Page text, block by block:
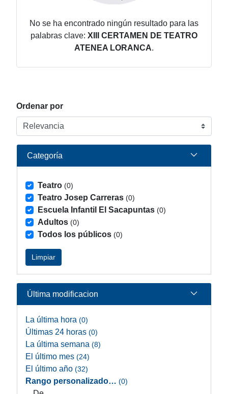
Ordenar por
Categoría
Teatro (0)
Teatro Josep Carreras (0)
Escuela Infantil El Sacapuntas (0)
Adultos (0)
Todos los públicos (0)
Limpiar
Última modificacion
La última hora (0)
Últimas 24 horas (0)
La última semana (8)
El último mes (24)
El último año (32)
Rango personalizado… (0)
No se ha encontrado ningún resultado para las
palabras clave: XIII CERTAMEN DE TEATRO
ATENEA LORANCA.